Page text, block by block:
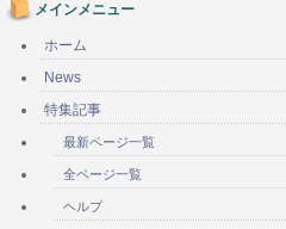
メインメニュー
ホーム
News
特集記事
最新ページ一覧
全ページ一覧
ヘルプ